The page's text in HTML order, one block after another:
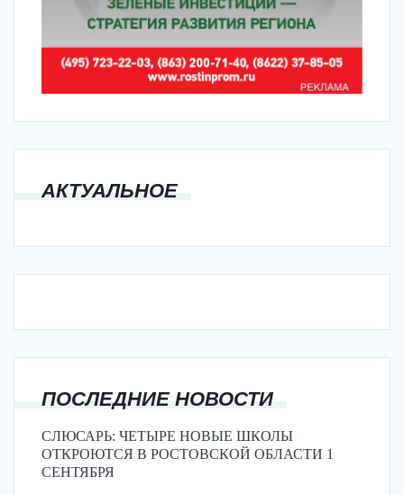
АКТУАЛЬНОЕ
ПОСЛЕДНИЕ НОВОСТИ
СЛЮСАРЬ: ЧЕТЫРЕ НОВЫЕ ШКОЛЫ
ОТКРОЮТСЯ В РОСТОВСКОЙ ОБЛАСТИ 1
СЕНТЯБРЯ